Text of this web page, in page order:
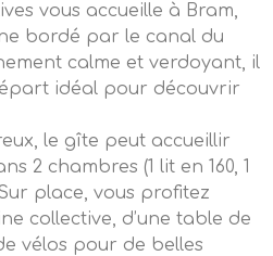
vous accueille à Bram,
bordé par le canal du
calme et verdoyant, il
idéal pour découvrir
le gîte peut accueillir
2 chambres (1 lit en 160, 1
place, vous profitez
collective, d’une table de
vélos pour de belles